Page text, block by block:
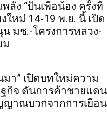
ลัง “ปั่นเพื่อน้อง ครั้งที่
ใหม่ 14-19 พ.ย. นี้ เปิด
มช.-โครงการหลวง-
ม
มา” เปิดบทใหม่ความ
ฐกิจ ดันการค้าชายแดน
าณบวกจากการเยือน